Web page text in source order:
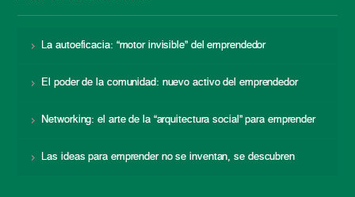
La autoeficacia: “motor invisible” del emprendedor
El poder de la comunidad: nuevo activo del emprendedor
Networking: el arte de la “arquitectura social” para emprender
Las ideas para emprender no se inventan, se descubren